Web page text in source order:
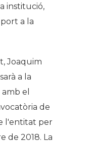
institució,
a la
Joaquim
a la
el
de
l'entitat per
de 2018. La